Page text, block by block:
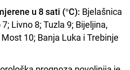
u 8 sati (°C): Bjelašnica
Livno 8; Tuzla 9; Bijeljina,
10; Banja Luka i Trebinje